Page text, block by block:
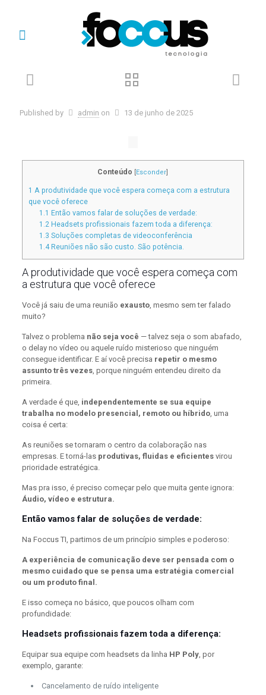
Published by admin on 13 de junho de 2025
Conteúdo [Esconder]
1 A produtividade que você espera começa com a estrutura
que você oferece
1.1 Então vamos falar de soluções de verdade:
1.2 Headsets profissionais fazem toda a diferença:
1.3 Soluções completas de videoconferência
1.4Reuniões não são custo. São potência.
A produtividade que você espera começa com
a estrutura que você oferece
Você já saiu de uma reunião exausto, mesmo sem ter falado
muito?
Talvez o problema não seja você — talvez seja o som abafado,
o delay no vídeo ou aquele ruído misterioso que ninguém
consegue identificar. E aí você precisa repetir o mesmo
assunto três vezes, porque ninguém entendeu direito da
primeira.
A verdade é que, independentemente se sua equipe
trabalha no modelo presencial, remoto ou híbrido, uma
coisa é certa:
As reuniões se tornaram o centro da colaboração nas
empresas. E torná-las produtivas, fluidas e eficientesvirou
prioridade estratégica.
Mas pra isso, é preciso começar pelo que muita gente ignora:
Áudio, vídeo e estrutura.
Então vamos falar de soluções de verdade:
Na Foccus TI, partimos de um princípio simples e poderoso:
A experiência de comunicação deve ser pensada com o
mesmo cuidado que se pensa uma estratégia comercial
ou um produto final.
E isso começa no básico, que poucos olham com
profundidade:
Headsets profissionais fazem toda a diferença:
Equipar sua equipe com headsets da linha HP Poly, por
exemplo, garante:
Cancelamento de ruído inteligente